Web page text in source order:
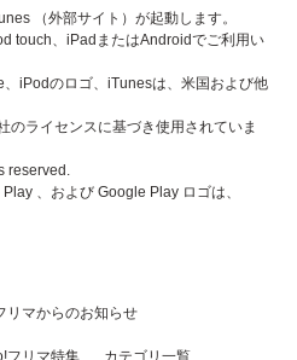
（外部サイト）が起動します。
touch、iPadまたはAndroidでご利用い
iPodのロゴ、iTunesは、米国および他
のライセンスに基づき使用されていま
reserved.
、および Google Play ロゴは、
リマからのお知らせ